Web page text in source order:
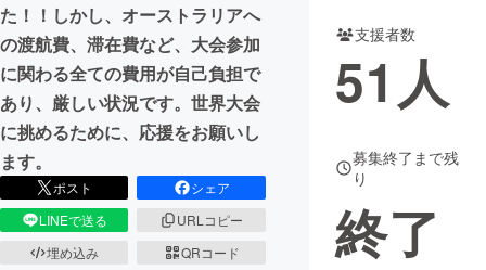
た！！しかし、オーストラリアへ
の渡航費、滞在費など、大会参加
に関わる全ての費用が自己負担で
あり、厳しい状況です。世界大会
に挑めるために、応援をお願いし
ます。
ポスト
シェア
LINEで送る
URLコピー
埋め込み
QRコード
支援者数
51 人
募集終了まで残
り
終了